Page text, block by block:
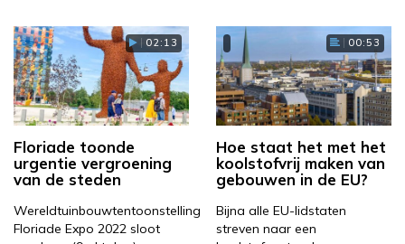
02:13
Floriade toonde
urgentie vergroening
van de steden
Wereldtuinbouwtentoonstelling
Floriade Expo 2022 sloot
00:53
Hoe staat het met het
koolstofvrij maken van
gebouwen in de EU?
Bijna alle EU-lidstaten
streven naar een